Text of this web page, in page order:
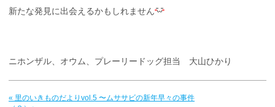
新たな発見に出会えるかもしれません
ニホンザル、オウム、プレーリードッグ担当 大山ひかり
« 里のいきものだよりvol.5 〜ムササビの新年早々の事件